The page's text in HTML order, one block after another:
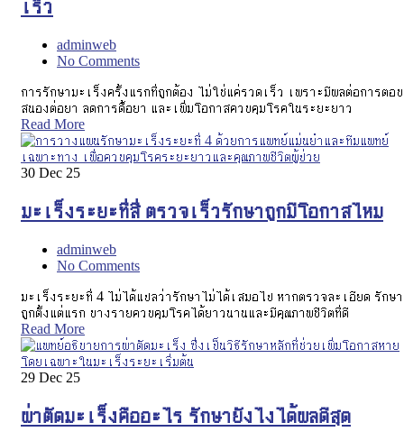
เร็ว
adminweb
No Comments
การรักษามะเร็งครั้งแรกที่ถูกต้อง ไม่ใช่แค่รวดเร็ว เพราะมีผลต่อการตอบ
สนองต่อยา ลดการดื้อยา และเพิ่มโอกาสควบคุมโรคในระยะยาว
Read More
30 Dec 25
มะเร็งระยะที่สี่ ตรวจเร็วรักษาถูกมีโอกาสไหม
adminweb
No Comments
มะเร็งระยะที่ 4 ไม่ได้แปลว่ารักษาไม่ได้เสมอไป หากตรวจละเอียด รักษา
ถูกตั้งแต่แรก บางรายควบคุมโรคได้ยาวนานและมีคุณภาพชีวิตที่ดี
Read More
29 Dec 25
ผ่าตัดมะเร็งคืออะไร รักษายังไงได้ผลดีสุด